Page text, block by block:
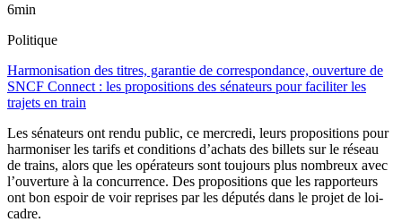
6min
Politique
Harmonisation des titres, garantie de correspondance, ouverture de
SNCF Connect : les propositions des sénateurs pour faciliter les
trajets en train
Les sénateurs ont rendu public, ce mercredi, leurs propositions pour
harmoniser les tarifs et conditions d’achats des billets sur le réseau
de trains, alors que les opérateurs sont toujours plus nombreux avec
l’ouverture à la concurrence. Des propositions que les rapporteurs
ont bon espoir de voir reprises par les députés dans le projet de loi-
cadre.